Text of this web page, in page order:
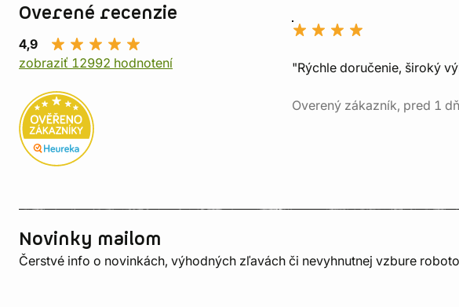
Overené recenzie
4,9
zobraziť 12992 hodnotení
"Rýchle doručenie, široký
Overený zákazník, pred 1
Novinky mailom
Čerstvé info o novinkách, výhodných zľavách či nevyhnutnej vzbure